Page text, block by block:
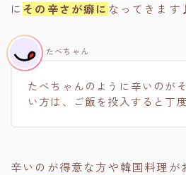
に その辛さが癖に なってきます
たべちゃんのように辛いのが
い方は、ご飯を投入すると丁
たべちゃん
辛いのが得意な方や韓国料理が